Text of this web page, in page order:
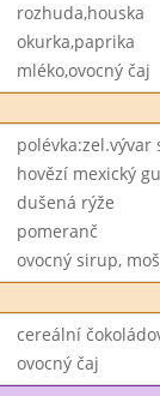
rozhuda,houska
okurka,paprika
mléko,ovocný čaj
hovězí mexický
dušená rýže
pomeranč
ovocný sirup,
cereální
ovocný čaj